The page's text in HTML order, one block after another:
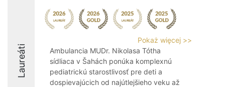
Laureáti
Pokaż więcej >>
Ambulancia MUDr. Nikolasa Tótha
sídliaca v Šahách ponúka komplexnú
pediatrickú starostlivosť pre deti a
dospievajúcich od najútlejšieho veku až